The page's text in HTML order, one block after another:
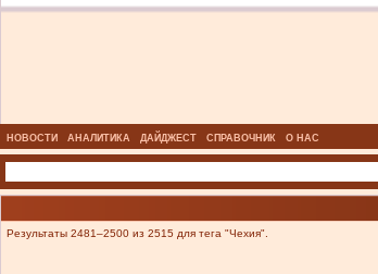
НОВОСТИ АНАЛИТИКА ДАЙДЖЕСТ СПРАВОЧНИК О НАС
Результаты 2481–2500 из 2515 для тега "Чехия".